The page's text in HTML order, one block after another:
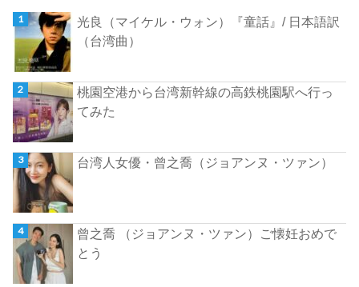
光良（マイケル・ウォン）『童話』/ 日本語訳
（台湾曲）
桃園空港から台湾新幹線の高鉄桃園駅へ行っ
てみた
台湾人女優・曾之喬（ジョアンヌ・ツァン）
曾之喬 （ジョアンヌ・ツァン）ご懐妊おめで
とう